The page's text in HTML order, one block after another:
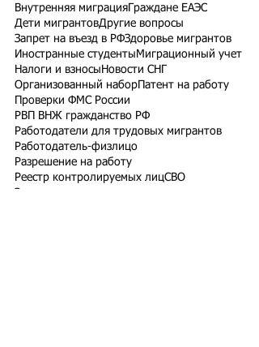
Внутренняя миграция Граждане ЕАЭС
Дети мигрантовДругие вопросы
Запрет на въезд в РФЗдоровье мигрантов
Иностранные студенты Миграционный учет
Налоги и взносы Новости СНГ
Организованный набор Патент на работу
Проверки ФМС России
РВП ВНЖ гражданство РФ
Работодатели для трудовых мигрантов
Работодатель-физлицо
Разрешение на работу
Реестр контролируемых лицСВО